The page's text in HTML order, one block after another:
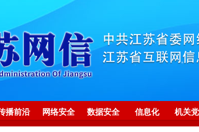
播前沿 网络安全 数据安全 信息化 机关